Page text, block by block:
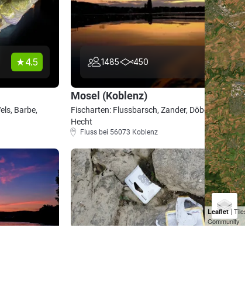
4.5
Barbe,
1485 450 4.3
Mosel (Koblenz)
Fischarten: Flussbarsch, Zander, Döbel, Rapfen,
Hecht
Fluss bei 56073 Koblenz
Leaflet|
Community